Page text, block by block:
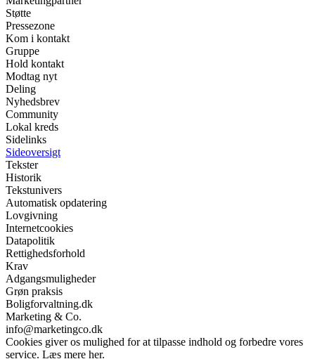
Støtte
Pressezone
Kom i kontakt
Gruppe
Hold kontakt
Modtag nyt
Deling
Nyhedsbrev
Community
Lokal kreds
Sidelinks
Sideoversigt
Tekster
Historik
Tekstunivers
Automatisk opdatering
Lovgivning
Internetcookies
Datapolitik
Rettighedsforhold
Krav
Adgangsmuligheder
Grøn praksis
Boligforvaltning.dk
Marketing & Co.
info@marketingco.dk
Cookies giver os mulighed for at tilpasse indhold og forbedre vores
service. Læs mere her.